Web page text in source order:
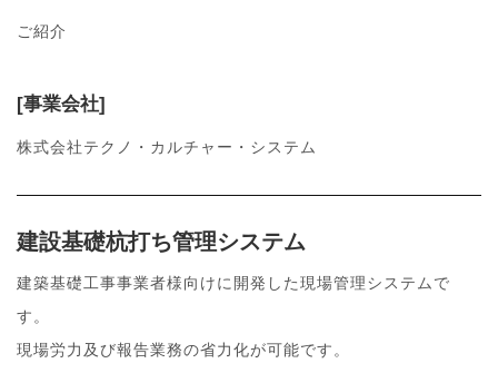
ご紹介
[事業会社]
株式会社テクノ・カルチャー・システム
建設基礎杭打ち管理システム
建築基礎工事事業者様向けに開発した現場管理システムで
す。
現場労力及び報告業務の省力化が可能です。